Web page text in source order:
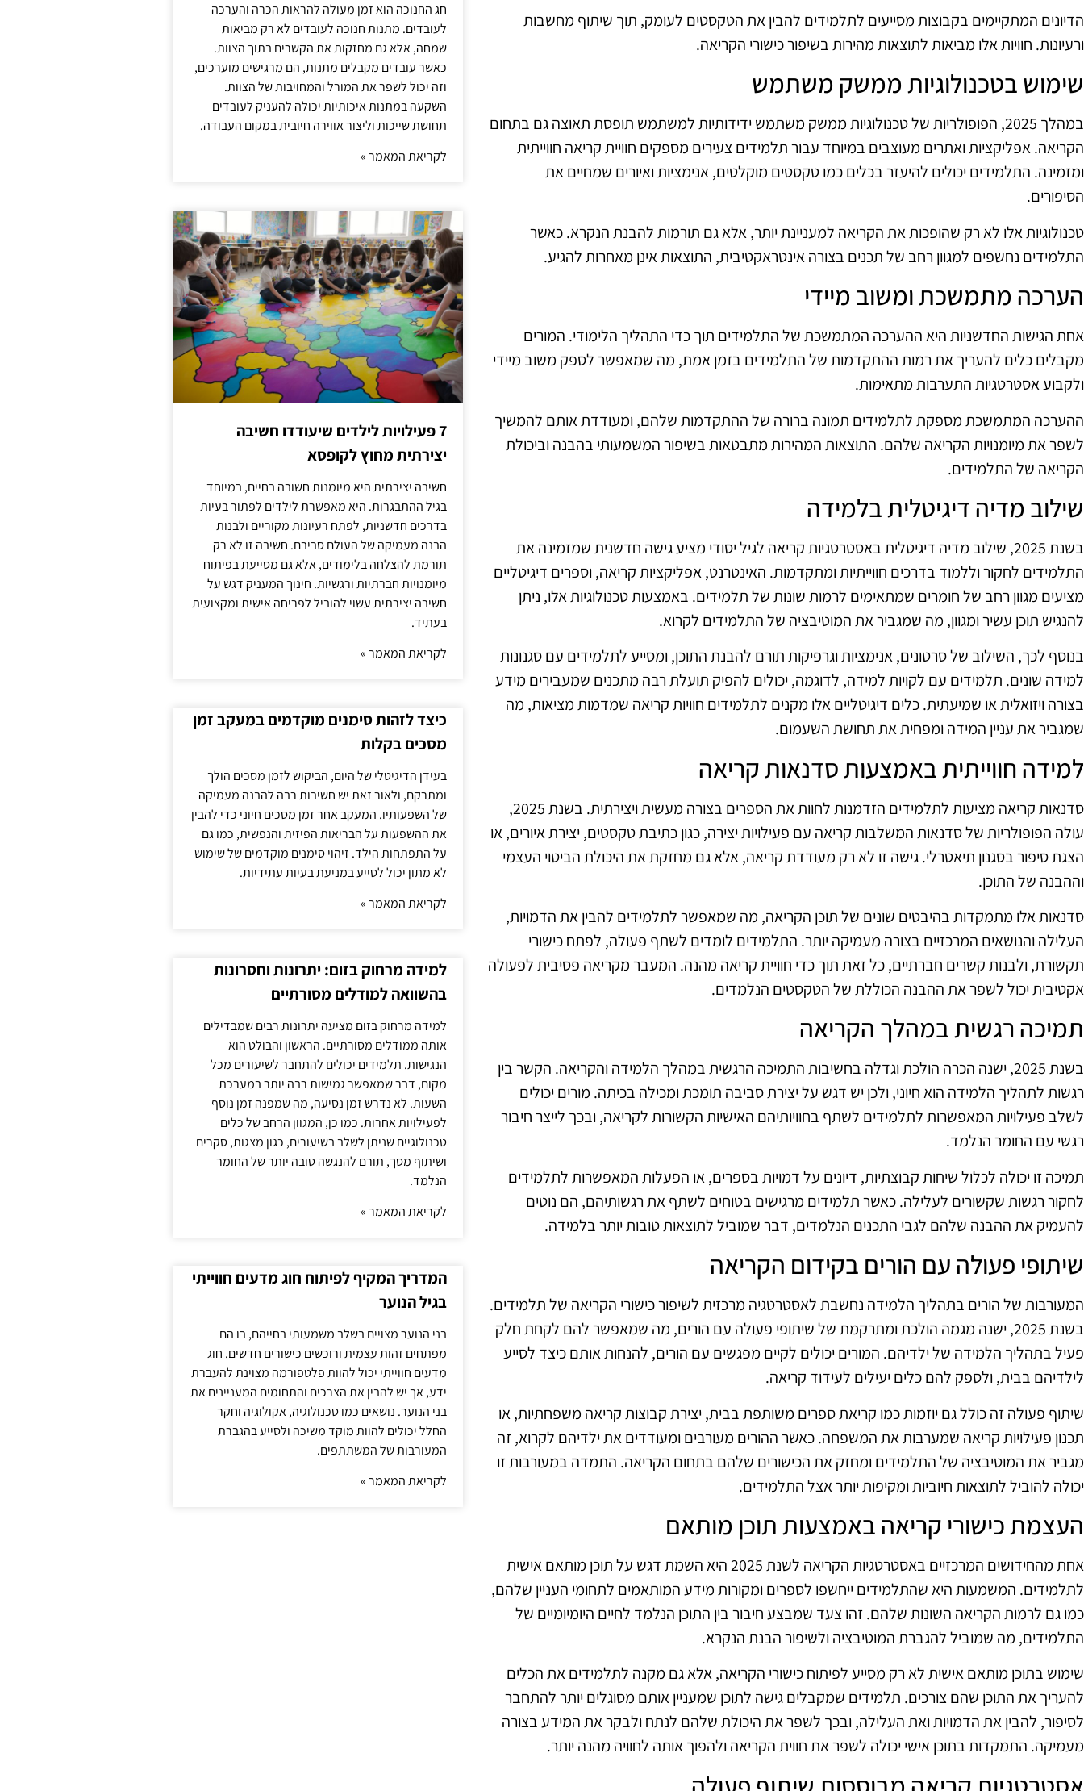
הדיונים המתקיימים בקבוצות מסייעים לתלמידים להבין את הטקסטים לעומק, תוך שיתוף מחשבות
ורעיונות. חוויות אלו מביאות לתוצאות מהירות בשיפור כישורי הקריאה.
שימוש בטכנולוגיות ממשק משתמש
במהלך 2025, הפופולריות של טכנולוגיות ממשק משתמש ידידותיות למשתמש תופסת תאוצה גם בתחום
הקריאה. אפליקציות ואתרים מעוצבים במיוחד עבור תלמידים צעירים מספקים חוויית קריאה חווייתית
ומזמינה. התלמידים יכולים להיעזר בכלים כמו טקסטים מוקלטים, אנימציות ואיורים שמחיים את
הסיפורים.
טכנולוגיות אלו לא רק שהופכות את הקריאה למעניינת יותר, אלא גם תורמות להבנת הנקרא. כאשר
התלמידים נחשפים למגוון רחב של תכנים בצורה אינטראקטיבית, התוצאות אינן מאחרות להגיע.
הערכה מתמשכת ומשוב מיידי
אחת הגישות החדשניות היא ההערכה המתמשכת של התלמידים תוך כדי התהליך הלימודי. המורים
מקבלים כלים להעריך את רמות ההתקדמות של התלמידים בזמן אמת, מה שמאפשר לספק משוב מיידי
ולקבוע אסטרטגיות התערבות מתאימות.
ההערכה המתמשכת מספקת לתלמידים תמונה ברורה של ההתקדמות שלהם, ומעודדת אותם להמשיך
לשפר את מיומנויות הקריאה שלהם. התוצאות המהירות מתבטאות בשיפור המשמעותי בהבנה וביכולת
הקריאה של התלמידים.
שילוב מדיה דיגיטלית בלמידה
בשנת 2025, שילוב מדיה דיגיטלית באסטרטגיות קריאה לגיל יסודי מציע גישה חדשנית שמזמינה את
התלמידים לחקור וללמוד בדרכים חווייתיות ומתקדמות. האינטרנט, אפליקציות קריאה, וספרים דיגיטליים
מציעים מגוון רחב של חומרים שמתאימים לרמות שונות של תלמידים. באמצעות טכנולוגיות אלו, ניתן
להנגיש תוכן עשיר ומגוון, מה שמגביר את המוטיבציה של התלמידים לקרוא.
בנוסף לכך, השילוב של סרטונים, אנימציות וגרפיקות תורם להבנת התוכן, ומסייע לתלמידים עם סגנונות
למידה שונים. תלמידים עם לקויות למידה, לדוגמה, יכולים להפיק תועלת רבה מתכנים שמעבירים מידע
בצורה ויזואלית או שמיעתית. כלים דיגיטליים אלו מקנים לתלמידים חוויות קריאה שמדמות מציאות, מה
שמגביר את עניין המידה ומפחית את תחושת השעמום.
למידה חווייתית באמצעות סדנאות קריאה
סדנאות קריאה מציעות לתלמידים הזדמנות לחוות את הספרים בצורה מעשית ויצירתית. בשנת 2025,
עולה הפופולריות של סדנאות המשלבות קריאה עם פעילויות יצירה, כגון כתיבת טקסטים, יצירת איורים, או
הצגת סיפור בסגנון תיאטרלי. גישה זו לא רק מעודדת קריאה, אלא גם מחזקת את היכולת הביטוי העצמי
וההבנה של התוכן.
סדנאות אלו מתמקדות בהיבטים שונים של תוכן הקריאה, מה שמאפשר לתלמידים להבין את הדמויות,
העלילה והנושאים המרכזיים בצורה מעמיקה יותר. התלמידים לומדים לשתף פעולה, לפתח כישורי
תקשורת, ולבנות קשרים חברתיים, כל זאת תוך כדי חוויית קריאה מהנה. המעבר מקריאה פסיבית לפעולה
אקטיבית יכול לשפר את ההבנה הכוללת של הטקסטים הנלמדים.
תמיכה רגשית במהלך הקריאה
בשנת 2025, ישנה הכרה הולכת וגדלה בחשיבות התמיכה הרגשית במהלך הלמידה והקריאה. הקשר בין
רגשות לתהליך הלמידה הוא חיוני, ולכן יש דגש על יצירת סביבה תומכת ומכילה בכיתה. מורים יכולים
לשלב פעילויות המאפשרות לתלמידים לשתף בחוויותיהם האישיות הקשורות לקריאה, ובכך לייצר חיבור
רגשי עם החומר הנלמד.
תמיכה זו יכולה לכלול שיחות קבוצתיות, דיונים על דמויות בספרים, או הפעלות המאפשרות לתלמידים
לחקור רגשות שקשורים לעלילה. כאשר תלמידים מרגישים בטוחים לשתף את רגשותיהם, הם נוטים
להעמיק את ההבנה שלהם לגבי התכנים הנלמדים, דבר שמוביל לתוצאות טובות יותר בלמידה.
שיתופי פעולה עם הורים בקידום הקריאה
המעורבות של הורים בתהליך הלמידה נחשבת לאסטרטגיה מרכזית לשיפור כישורי הקריאה של תלמידים.
בשנת 2025, ישנה מגמה הולכת ומתרקמת של שיתופי פעולה עם הורים, מה שמאפשר להם לקחת חלק
פעיל בתהליך הלמידה של ילדיהם. המורים יכולים לקיים מפגשים עם הורים, להנחות אותם כיצד לסייע
לילדיהם בבית, ולספק להם כלים יעילים לעידוד קריאה.
שיתוף פעולה זה כולל גם יוזמות כמו קריאת ספרים משותפת בבית, יצירת קבוצות קריאה משפחתיות, או
תכנון פעילויות קריאה שמערבות את המשפחה. כאשר ההורים מעורבים ומעודדים את ילדיהם לקרוא, זה
מגביר את המוטיבציה של התלמידים ומחזק את הכישורים שלהם בתחום הקריאה. התמדה במעורבות זו
יכולה להוביל לתוצאות חיוביות ומקיפות יותר אצל התלמידים.
העצמת כישורי קריאה באמצעות תוכן מותאם
אחת מהחידושים המרכזיים באסטרטגיות הקריאה לשנת 2025 היא השמת דגש על תוכן מותאם אישית
לתלמידים. המשמעות היא שהתלמידים ייחשפו לספרים ומקורות מידע המותאמים לתחומי העניין שלהם,
כמו גם לרמות הקריאה השונות שלהם. זהו צעד שמבצע חיבור בין התוכן הנלמד לחיים היומיומיים של
התלמידים, מה שמוביל להגברת המוטיבציה ולשיפור הבנת הנקרא.
שימוש בתוכן מותאם אישית לא רק מסייע לפיתוח כישורי הקריאה, אלא גם מקנה לתלמידים את הכלים
להעריך את התוכן שהם צורכים. תלמידים שמקבלים גישה לתוכן שמעניין אותם מסוגלים יותר להתחבר
לסיפור, להבין את הדמויות ואת העלילה, ובכך לשפר את היכולת שלהם לנתח ולבקר את המידע בצורה
מעמיקה. התמקדות בתוכן אישי יכולה לשפר את חווית הקריאה ולהפוך אותה לחוויה מהנה יותר.
חג החנוכה הוא זמן מעולה להראות הכרה והערכה
לעובדים. מתנות חנוכה לעובדים לא רק מביאות
שמחה, אלא גם מחזקות את הקשרים בתוך הצוות.
כאשר עובדים מקבלים מתנות, הם מרגישים מוערכים,
וזה יכול לשפר את המורל והמחויבות של הצוות.
השקעה במתנות איכותיות יכולה להעניק לעובדים
תחושת שייכות וליצור אווירה חיובית במקום העבודה.
לקריאת המאמר »
7 פעילויות לילדים שיעודדו חשיבה
יצירתית מחוץ לקופסא
חשיבה יצירתית היא מיומנות חשובה בחיים, במיוחד
בגיל ההתבגרות. היא מאפשרת לילדים לפתור בעיות
בדרכים חדשניות, לפתח רעיונות מקוריים ולבנות
הבנה מעמיקה של העולם סביבם. חשיבה זו לא רק
תורמת להצלחה בלימודים, אלא גם מסייעת בפיתוח
מיומנויות חברתיות ורגשיות. חינוך המעניק דגש על
חשיבה יצירתית עשוי להוביל לפריחה אישית ומקצועית
בעתיד.
לקריאת המאמר »
כיצד לזהות סימנים מוקדמים במעקב זמן
מסכים בקלות
בעידן הדיגיטלי של היום, הביקוש לזמן מסכים הולך
ומתרקם, ולאור זאת יש חשיבות רבה להבנה מעמיקה
של השפעותיו. המעקב אחר זמן מסכים חיוני כדי להבין
את ההשפעות על הבריאות הפיזית והנפשית, כמו גם
על התפתחות הילד. זיהוי סימנים מוקדמים של שימוש
לא מתון יכול לסייע במניעת בעיות עתידיות.
לקריאת המאמר »
למידה מרחוק בזום: יתרונות וחסרונות
בהשוואה למודלים מסורתיים
למידה מרחוק בזום מציעה יתרונות רבים שמבדילים
אותה ממודלים מסורתיים. הראשון והבולט הוא
הנגישות. תלמידים יכולים להתחבר לשיעורים מכל
מקום, דבר שמאפשר גמישות רבה יותר במערכת
השעות. לא נדרש זמן נסיעה, מה שמפנה זמן נוסף
לפעילויות אחרות. כמו כן, המגוון הרחב של כלים
טכנולוגיים שניתן לשלב בשיעורים, כגון מצגות, סקרים
ושיתוף מסך, תורם להנגשה טובה יותר של החומר
הנלמד.
לקריאת המאמר »
המדריך המקיף לפיתוח חוג מדעים חווייתי
בגיל הנוער
בני הנוער מצויים בשלב משמעותי בחייהם, בו הם
מפתחים זהות עצמית ורוכשים כישורים חדשים. חוג
מדעים חווייתי יכול להוות פלטפורמה מצוינת להעברת
ידע, אך יש להבין את הצרכים והתחומים המעניינים את
בני הנוער. נושאים כמו טכנולוגיה, אקולוגיה וחקר
החלל יכולים להוות מוקד משיכה ולסייע בהגברת
המעורבות של המשתתפים.
לקריאת המאמר »